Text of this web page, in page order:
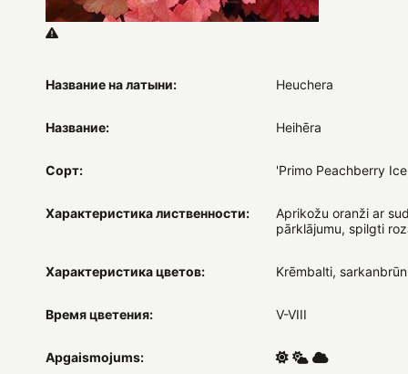
Название на латыни: Heuchera
Название: Heihēra
Сорт: 'Primo Peachberry
Характеристика лиственности:
Aprikožu oranži ar
pārklājumu, spilgti
Характеристика цветов: Krēmbalti,
Время цветения: V-VIII
Apgaismojums: